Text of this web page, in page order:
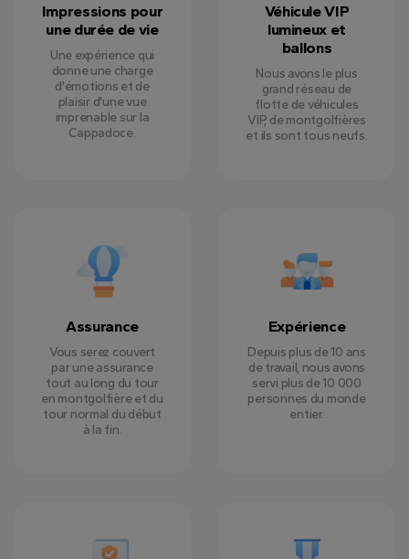
Impressions pour
une durée de vie
Une expérience qui
donne une charge
d'émotions et de
plaisir d'une vue
imprenable sur la
Cappadoce.
Véhicule VIP
lumineux et
ballons
Nous avons le plus
grand réseau de
flotte de véhicules
VIP, de montgolfières
et ils sont tous neufs.
Assurance
Vous serez couvert
par une assurance
tout au long du tour
en montgolfière et du
tour normal du début
à la fin.
Expérience
Depuis plus de 10 ans
de travail, nous avons
servi plus de 10 000
personnes du monde
entier.